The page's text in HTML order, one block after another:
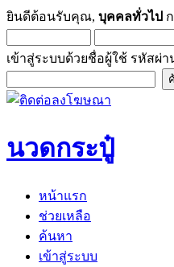
ยินดีต้อนรับคุณ, บุคคลทั่วไป
เข้าสู่ระบบด้วยชื่อผู้ใช้ รหัสผ่า
นวดกระปู๋
หน้าแรก
ช่วยเหลือ
ค้นหา
เข้าสู่ระบบ